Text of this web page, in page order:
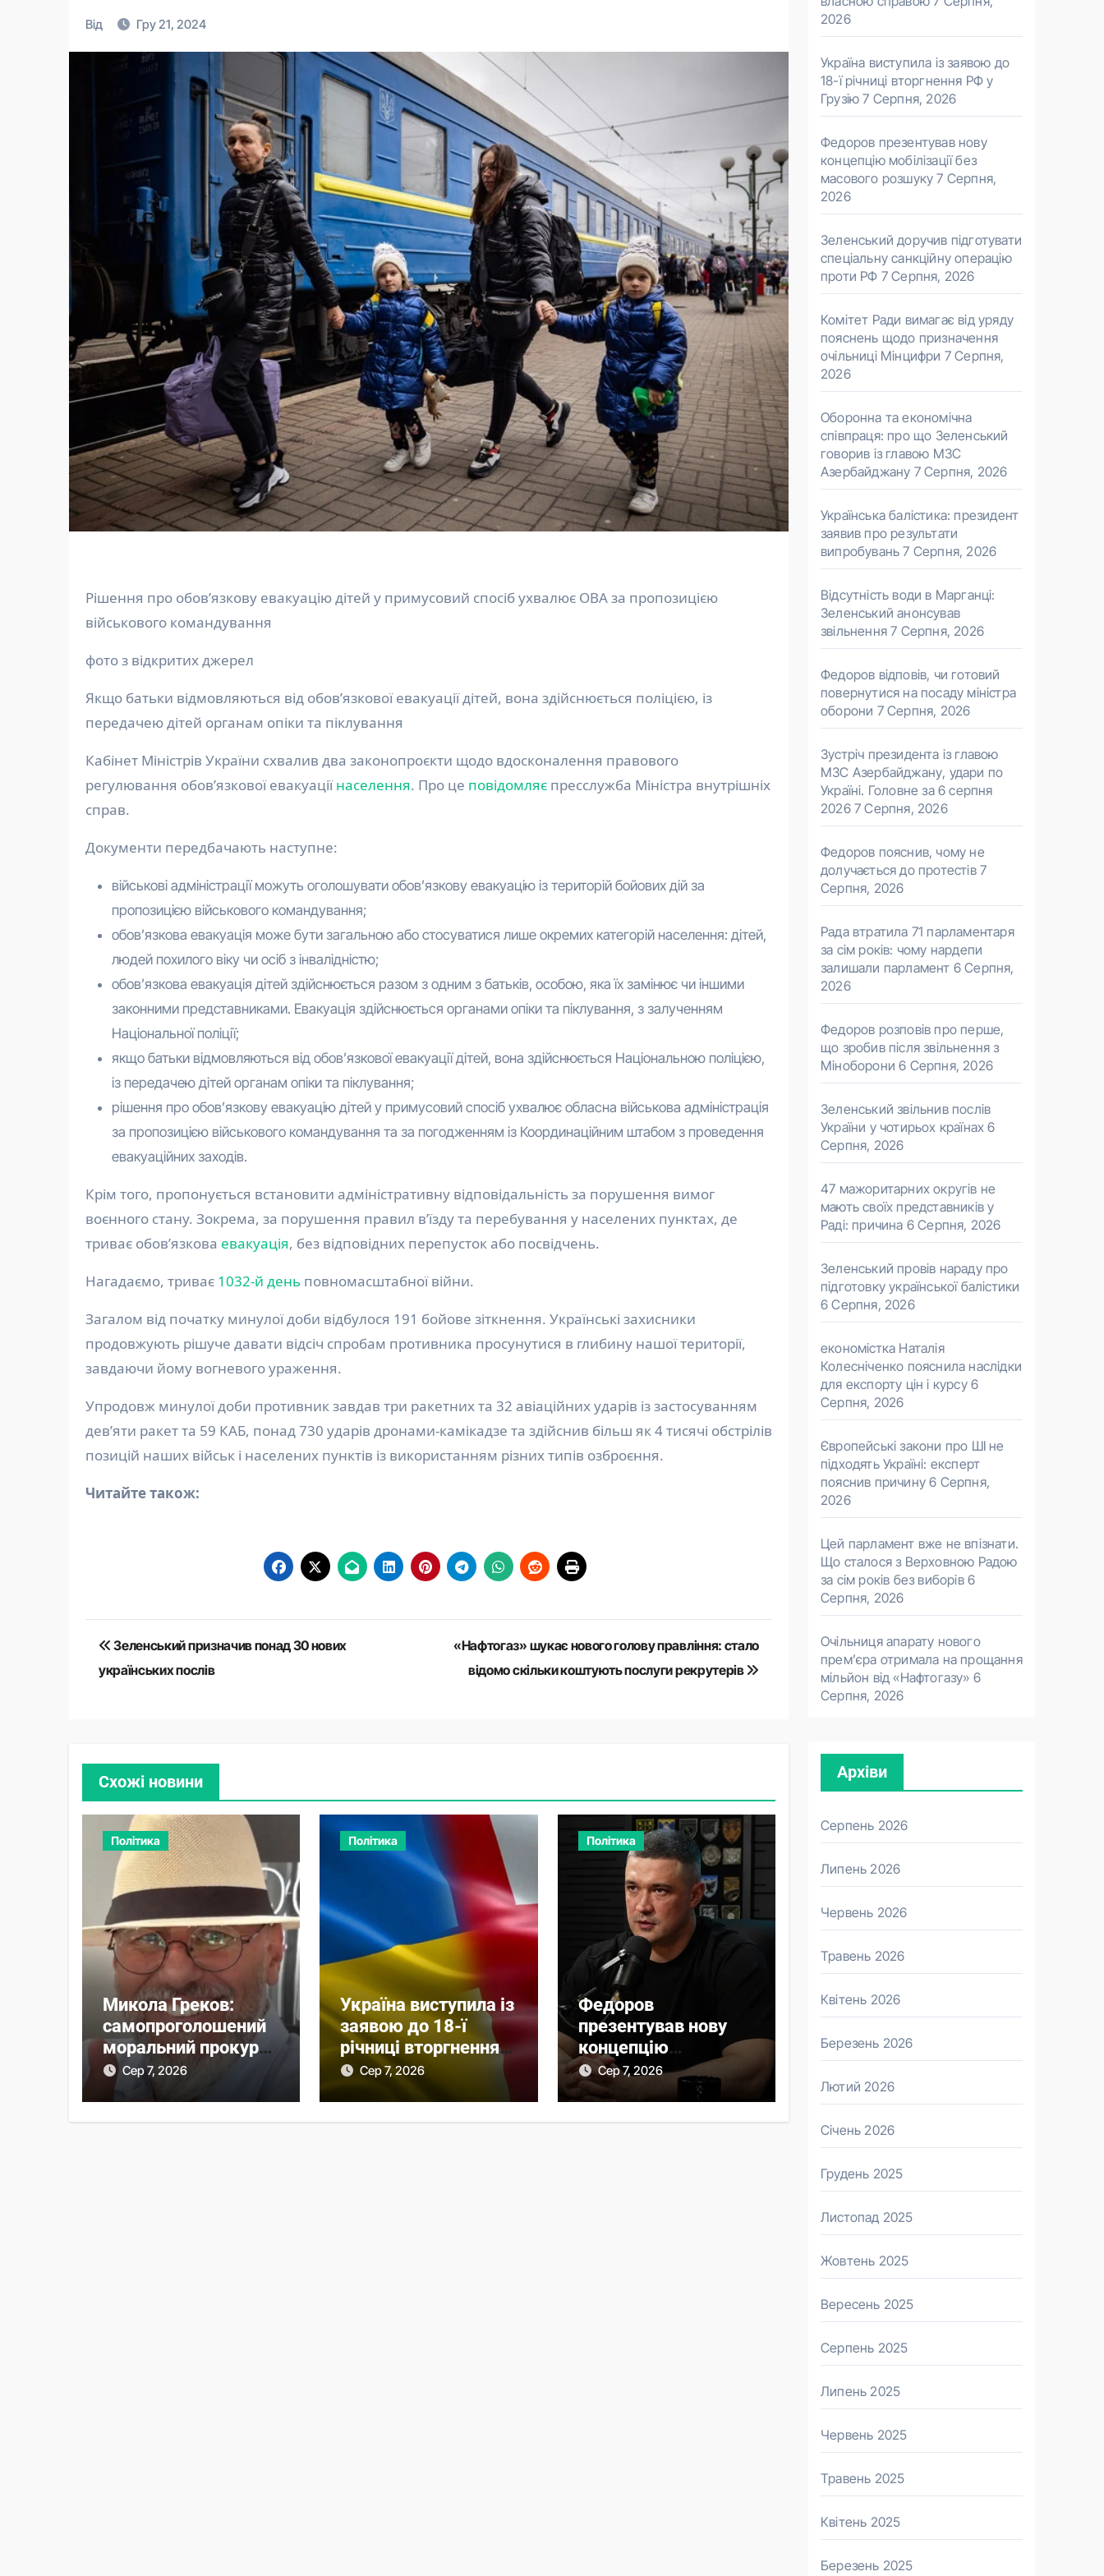
Від Гру 21, 2024
Рішення про обовʼязкову евакуацію дітей у примусовий спосіб ухвалює ОВА за пропозицією
військового командування
фото з відкритих джерел
Якщо батьки відмовляються від обовʼязкової евакуації дітей, вона здійснюється поліцією, із
передачею дітей органам опіки та піклування
Кабінет Міністрів України схвалив два законопроєкти щодо вдосконалення правового
регулювання обов’язкової евакуаціїнаселення. Про це повідомляє пресслужба Міністра внутрішніх
справ.
Документи передбачають наступне:
військові адміністрації можуть оголошувати обов’язкову евакуацію із територій бойових дій за
пропозицією військового командування;
обовʼязкова евакуація може бути загальною або стосуватися лише окремих категорій населення: дітей,
людей похилого віку чи осіб з інвалідністю;
обовʼязкова евакуація дітей здійснюється разом з одним з батьків, особою, яка їх замінює чи іншими
законними представниками. Евакуація здійснюється органами опіки та піклування, з залученням
Національної поліції;
якщо батьки відмовляються від обовʼязкової евакуації дітей, вона здійснюється Національною поліцією,
із передачею дітей органам опіки та піклування;
рішення про обовʼязкову евакуацію дітей у примусовий спосіб ухвалює обласна військова адміністрація
за пропозицією військового командування та за погодженням із Координаційним штабом з проведення
евакуаційних заходів.
Крім того, пропонується встановити адміністративну відповідальність за порушення вимог
воєнного стану. Зокрема, за порушення правил в’їзду та перебування у населених пунктах, де
триває обов’язкова евакуація, без відповідних перепусток або посвідчень.
Нагадаємо, триває 1032-й день повномасштабної війни.
Загалом від початку минулої доби відбулося 191 бойове зіткнення. Українські захисники
продовжують рішуче давати відсіч спробам противника просунутися в глибину нашої території,
завдаючи йому вогневого ураження.
Упродовж минулої доби противник завдав три ракетних та 32 авіаційних ударів із застосуванням
дев’яти ракет та 59 КАБ, понад 730 ударів дронами-камікадзе та здійснив більш як 4 тисячі обстрілів
позицій наших військ і населених пунктів із використанням різних типів озброєння.
Читайте також:
Навігація
записів
Зеленський призначив понад 30 нових
українських послів
«Нафтогаз» шукає нового голову правління: стало
відомо скільки коштують послуги рекрутерів
Схожі новини
Політика
Микола Греков:
самопроголошений
моральний прокурор
із незавершеною
власною справою
Сер 7, 2026
Політика
Україна виступила із
заявою до 18-ї
річниці вторгнення
РФ у Грузію
Сер 7, 2026
Політика
Федоров
презентував нову
концепцію
мобілізації без
масового розшуку
Сер 7, 2026
2026
Україна виступила із заявою до
18-ї річниці вторгнення РФ у
Грузію 7 Серпня, 2026
Федоров презентував нову
концепцію мобілізації без
масового розшуку 7 Серпня,
2026
Зеленський доручив підготувати
спеціальну санкційну операцію
проти РФ 7 Серпня, 2026
Комітет Ради вимагає від уряду
пояснень щодо призначення
очільниці Мінцифри 7 Серпня,
2026
Оборонна та економічна
співпраця: про що Зеленський
говорив із главою МЗС
Азербайджану 7 Серпня, 2026
Українська балістика: президент
заявив про результати
випробувань 7 Серпня, 2026
Відсутність води в Марганці:
Зеленський анонсував
звільнення 7 Серпня, 2026
Федоров відповів, чи готовий
повернутися на посаду міністра
оборони 7 Серпня, 2026
Зустріч президента із главою
МЗС Азербайджану, удари по
Україні. Головне за 6 серпня
2026 7 Серпня, 2026
Федоров пояснив, чому не
долучається до протестів 7
Серпня, 2026
Рада втратила 71 парламентаря
за сім років: чому нардепи
залишали парламент 6 Серпня,
2026
Федоров розповів про перше,
що зробив після звільнення з
Міноборони 6 Серпня, 2026
Зеленський звільнив послів
України у чотирьох країнах 6
Серпня, 2026
47 мажоритарних округів не
мають своїх представників у
Раді: причина 6 Серпня, 2026
Зеленський провів нараду про
підготовку української балістики
6 Серпня, 2026
економістка Наталія
Колесніченко пояснила наслідки
для експорту цін і курсу 6
Серпня, 2026
Європейські закони про ШІ не
підходять Україні: експерт
пояснив причину 6 Серпня,
2026
Цей парламент вже не впізнати.
Що сталося з Верховною Радою
за сім років без виборів 6
Серпня, 2026
Очільниця апарату нового
прем’єра отримала на прощання
мільйон від «Нафтогазу» 6
Серпня, 2026
Архіви
Серпень 2026
Липень 2026
Червень 2026
Травень 2026
Квітень 2026
Березень 2026
Лютий 2026
Січень 2026
Грудень 2025
Листопад 2025
Жовтень 2025
Вересень 2025
Серпень 2025
Липень 2025
Червень 2025
Травень 2025
Квітень 2025
Березень 2025